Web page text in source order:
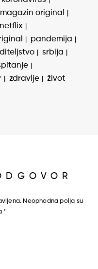
magazin original
netflix
pandemija
srbija
zdravlje život
Neophodna polja su
*